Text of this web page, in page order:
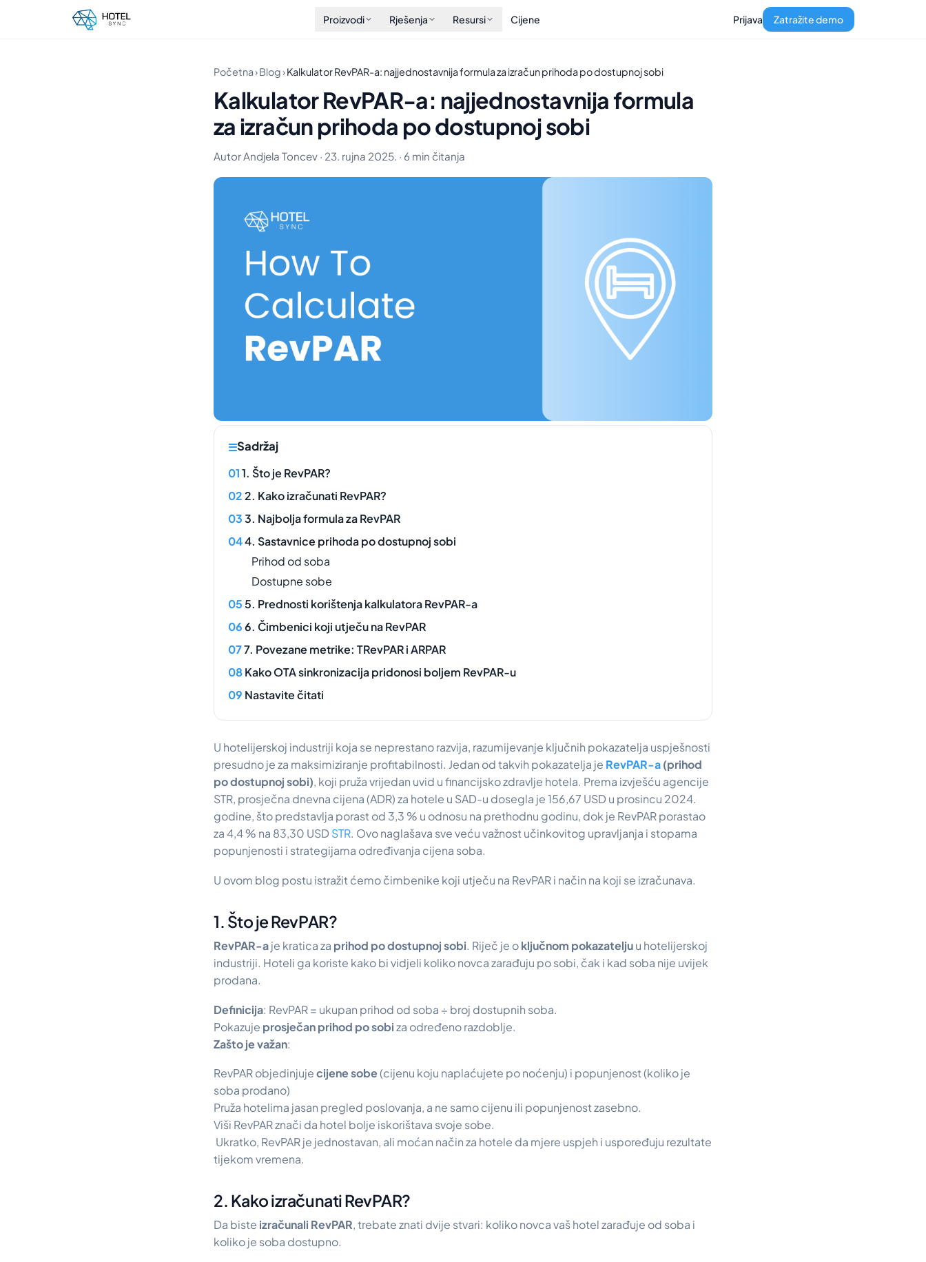
Proizvodi Rješenja Resursi Cijene Prijava Zatražite demo
Početna›Blog›Kalkulator RevPAR-a: najjednostavnija formula za izračun prihoda po dostupnoj sobi
Kalkulator RevPAR-a: najjednostavnija formula
za izračun prihoda po dostupnoj sobi
Autor Andjela Toncev · 23. rujna 2025. · 6 min čitanja
Sadržaj
1. Što je RevPAR?
2. Kako izračunati RevPAR?
3. Najbolja formula za RevPAR
4. Sastavnice prihoda po dostupnoj sobi
Prihod od soba
Dostupne sobe
5. Prednosti korištenja kalkulatora RevPAR-a
6. Čimbenici koji utječu na RevPAR
7. Povezane metrike: TRevPAR i ARPAR
Kako OTA sinkronizacija pridonosi boljem RevPAR-u
Nastavite čitati
U hotelijerskoj industriji koja se neprestano razvija, razumijevanje ključnih pokazatelja uspješnosti
presudno je za maksimiziranje profitabilnosti. Jedan od takvih pokazatelja je RevPAR-a(prihod
po dostupnoj sobi), koji pruža vrijedan uvid u financijsko zdravlje hotela. Prema izvješću agencije
STR, prosječna dnevna cijena (ADR) za hotele u SAD-u dosegla je 156,67 USD u prosincu 2024.
godine, što predstavlja porast od 3,3 % u odnosu na prethodnu godinu, dok je RevPAR porastao
za 4,4 % na 83,30 USD STR. Ovo naglašava sve veću važnost učinkovitog upravljanja i stopama
popunjenosti i strategijama određivanja cijena soba.
U ovom blog postu istražit ćemo čimbenike koji utječu na RevPAR i način na koji se izračunava.
1. Što je RevPAR?
RevPAR-aje kratica za prihod po dostupnoj sobi. Riječ je oključnom pokazateljuu hotelijerskoj
industriji. Hoteli ga koriste kako bi vidjeli koliko novca zarađuju po sobi, čak i kad soba nije uvijek
prodana.
Definicija: RevPAR = ukupan prihod od soba ÷ broj dostupnih soba.
Pokazuje prosječan prihod po sobiza određeno razdoblje.
Zašto je važan:
RevPAR objedinjujecijene sobe(cijenu koju naplaćujete po noćenju) i popunjenost (koliko je
soba prodano)
Pruža hotelima jasan pregled poslovanja, a ne samo cijenu ili popunjenost zasebno.
Viši RevPAR znači da hotel bolje iskorištava svoje sobe.
Ukratko, RevPAR je jednostavan, ali moćan način za hotele da mjere uspjeh i uspoređuju rezultate
tijekom vremena.
2. Kako izračunati RevPAR?
Da biste izračunali RevPAR, trebate znati dvije stvari: koliko novca vaš hotel zarađuje od soba i
koliko je soba dostupno.